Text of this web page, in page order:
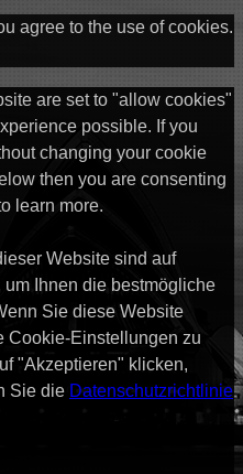
agree to the use of cookies.
are set to "allow cookies"
possible. If you
changing your cookie
then you are consenting
learn more.
Website sind auf
Ihnen die bestmögliche
Sie diese Website
Cookie-Einstellungen zu
"Akzeptieren" klicken,
Sie die Datenschutzrichtlinie